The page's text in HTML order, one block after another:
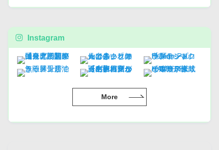
Instagram
More